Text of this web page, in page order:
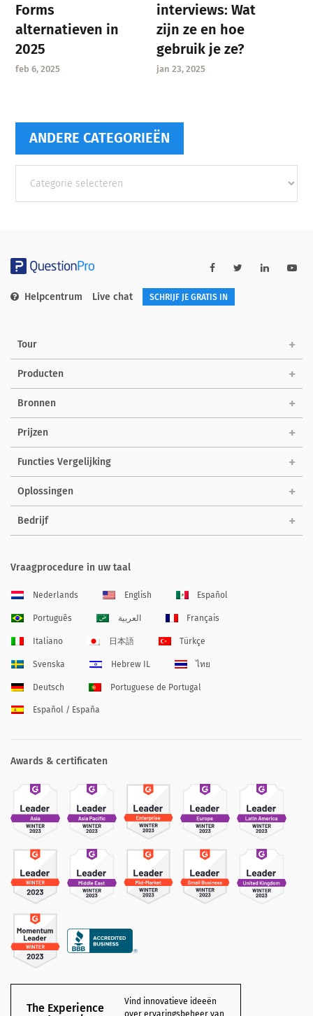
Forms
alternatieven in
2025
feb 6, 2025
interviews: Wat
zijn ze en hoe
gebruik je ze?
jan 23, 2025
ANDERE CATEGORIEËN
categorieën
Helpcentrum Live chat SCHRIJF JE GRATIS IN
Tour
Producten
Bronnen
Prijzen
Functies Vergelijking
Oplossingen
Bedrijf
Vraagprocedure in uw taal
Nederlands English Español
Português العربية Français
Italiano 日本語 Türkçe
Svenska Hebrew IL ไทย
Deutsch Portuguese de Portugal
Español / España
Awards & certificaten
The Experience
Vind innovatieve ideeën
over ervaringsbeheer van